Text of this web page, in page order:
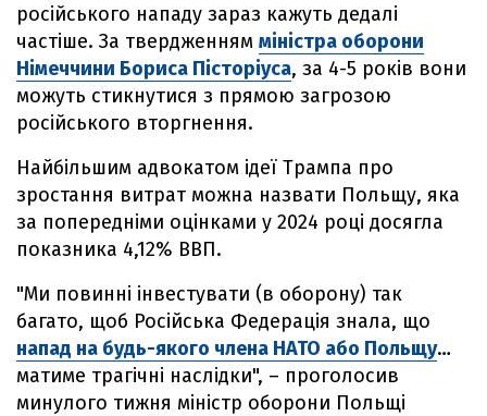
російського нападу зараз кажуть дедалі
частіше. За твердженням міністра оборони
Німеччини Бориса Пісторіуса, за 4-5 років вони
можуть стикнутися з прямою загрозою
російського вторгнення.
Найбільшим адвокатом ідеї Трампа про
зростання витрат можна назвати Польщу, яка
за попередніми оцінками у 2024 році досягла
показника 4,12% ВВП.
"Ми повинні інвестувати (в оборону) так
багато, щоб Російська Федерація знала, що
напад на будь-якого члена НАТО або Польщу…
матиме трагічні наслідки", – проголосив
минулого тижня міністр оборони Польщі